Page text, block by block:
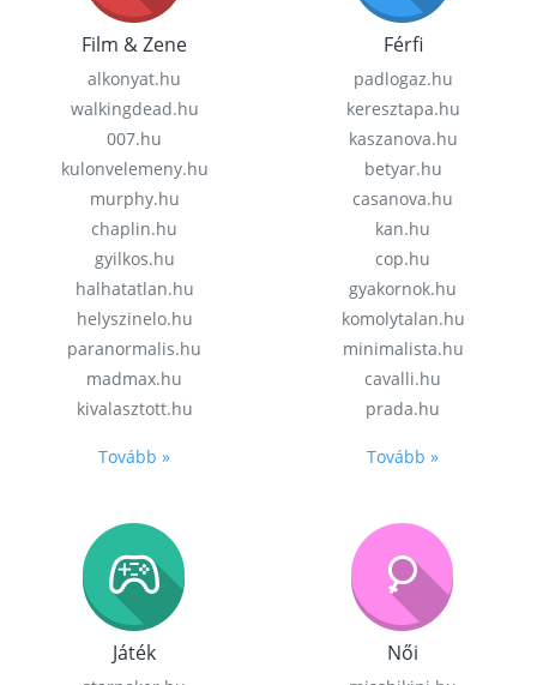
Film & Zene
alkonyat.hu
walkingdead.hu
007.hu
kulonvelemeny.hu
murphy.hu
chaplin.hu
gyilkos.hu
halhatatlan.hu
helyszinelo.hu
paranormalis.hu
madmax.hu
kivalasztott.hu
Tovább »
Férfi
padlogaz.hu
keresztapa.hu
kaszanova.hu
betyar.hu
casanova.hu
kan.hu
cop.hu
gyakornok.hu
komolytalan.hu
minimalista.hu
cavalli.hu
prada.hu
Tovább »
Játék Női